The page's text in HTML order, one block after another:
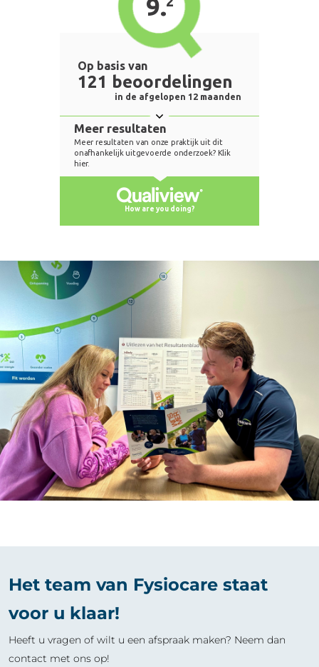
Het team van Fysiocare staat
voor u klaar!
Heeft u vragen of wilt u een afspraak maken? Neem dan
contact met ons op!